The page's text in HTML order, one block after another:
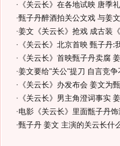
· 《关云长》在各地试映 唐季
·甄子丹醉酒拍关公文戏 与姜
·姜文《关云长》抢戏 成古装
· 《关云长》北京首映 甄子丹:
· 《关云长》首映甄子丹卖腐
·姜文要给"关公"提刀 自言竞
· 《关云长》办发布会 姜文为
· 《关云长》男主角澄词事实
·电影《关云长》里面甑子丹
·甄子丹 姜文 主演的关云长什